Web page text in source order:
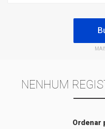
NENHUM
Ordenar